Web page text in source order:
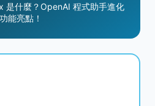
是什麼？OpenAI 程式助手進化
能亮點！